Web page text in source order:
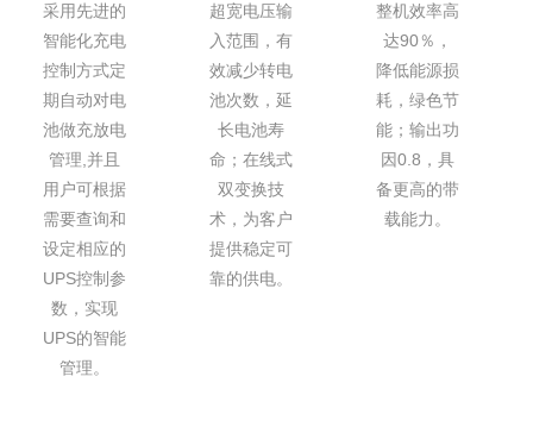
采用先进的
智能化充电
控制方式定
期自动对电
池做充放电
管理,并且
用户可根据
需要查询和
设定相应的
UPS控制参
数，实现
UPS的智能
管理。
超宽电压输
入范围，有
效减少转电
池次数，延
长电池寿
命；在线式
双变换技
术，为客户
提供稳定可
靠的供电。
整机效率高
达90％，
降低能源损
耗，绿色节
能；输出功
因0.8，具
备更高的带
载能力。